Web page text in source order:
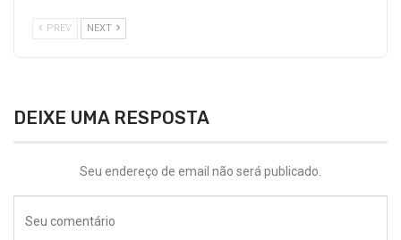
PREV NEXT
DEIXE UMA RESPOSTA
Seu endereço de email não será publicado.